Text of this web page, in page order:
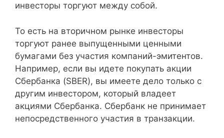
инвесторы торгуют между собой.
То есть на вторичном рынке инвесторы
торгуют ранее выпущенными ценными
бумагами без участия компаний-эмитентов.
Например, если вы идете покупать акции
Сбербанка (SBER), вы имеете дело только с
другим инвестором, который владеет
акциями Сбербанка. Сбербанк не принимает
непосредственного участия в транзакции.